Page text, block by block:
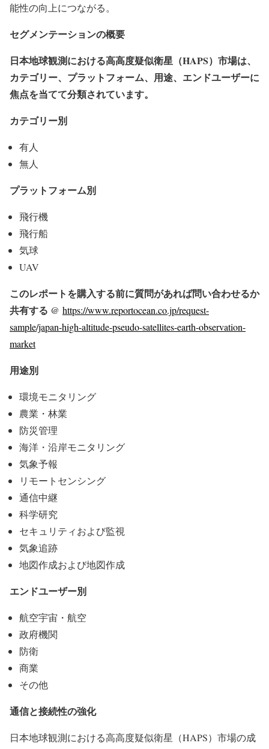
能性の向上につながる。
セグメンテーションの概要
日本地球観測における高高度疑似衛星（HAPS）市場は、
カテゴリー、プラットフォーム、用途、エンドユーザーに
焦点を当てて分類されています。
カテゴリー別
有人
無人
プラットフォーム別
飛行機
飛行船
気球
UAV
このレポートを購入する前に質問があれば問い合わせるか
共有する @ https://www.reportocean.co.jp/request-
sample/japan-high-altitude-pseudo-satellites-earth-observation-
market
用途別
環境モニタリング
農業・林業
防災管理
海洋・沿岸モニタリング
気象予報
リモートセンシング
通信中継
科学研究
セキュリティおよび監視
気象追跡
地図作成および地図作成
エンドユーザー別
航空宇宙・航空
政府機関
防衛
商業
その他
通信と接続性の強化
日本地球観測における高高度疑似衛星（HAPS）市場の成